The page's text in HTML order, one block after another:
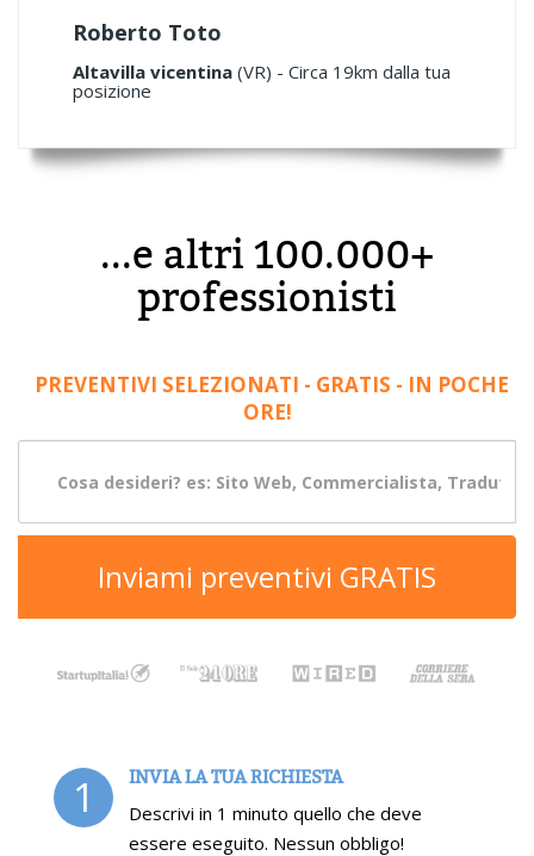
Roberto Toto
Altavilla vicentina (VR) - Circa 19km dalla tua
posizione
...e altri 100.000+
professionisti
PREVENTIVI SELEZIONATI - GRATIS - IN POCHE
ORE!
Inviami preventivi GRATIS
1 INVIA LA TUA RICHIESTA
Descrivi in 1 minuto quello che deve
essere eseguito. Nessun obbligo!